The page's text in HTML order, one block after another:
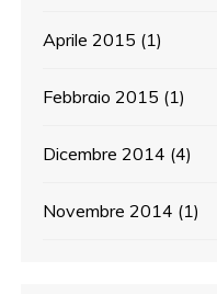
Aprile 2015 (1)
Febbraio 2015 (1)
Dicembre 2014 (4)
Novembre 2014 (1)